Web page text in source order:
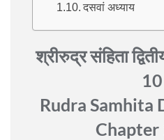
दसवां अध्याय
श्रीरुद्र संहिता
Rudra Samhita
Chapter